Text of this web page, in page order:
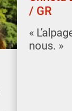
/ GR
«
nous. »